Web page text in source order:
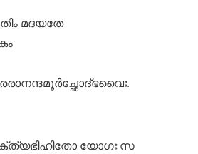
മദയതേ
യോഗഃ സ